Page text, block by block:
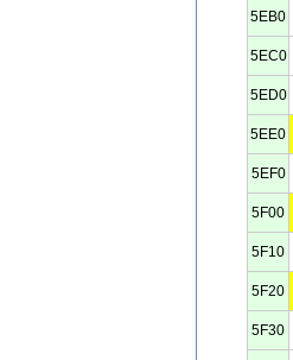
5EB0
5EC0
5ED0
5EE0
5EF0
5F00
5F10
5F20
5F30